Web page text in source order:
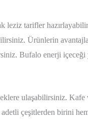
leziz tarifler
Ürünlerin
Bufalo enerji içeceği
ulaşabilirsiniz. Kafe
çeşitlerden birini